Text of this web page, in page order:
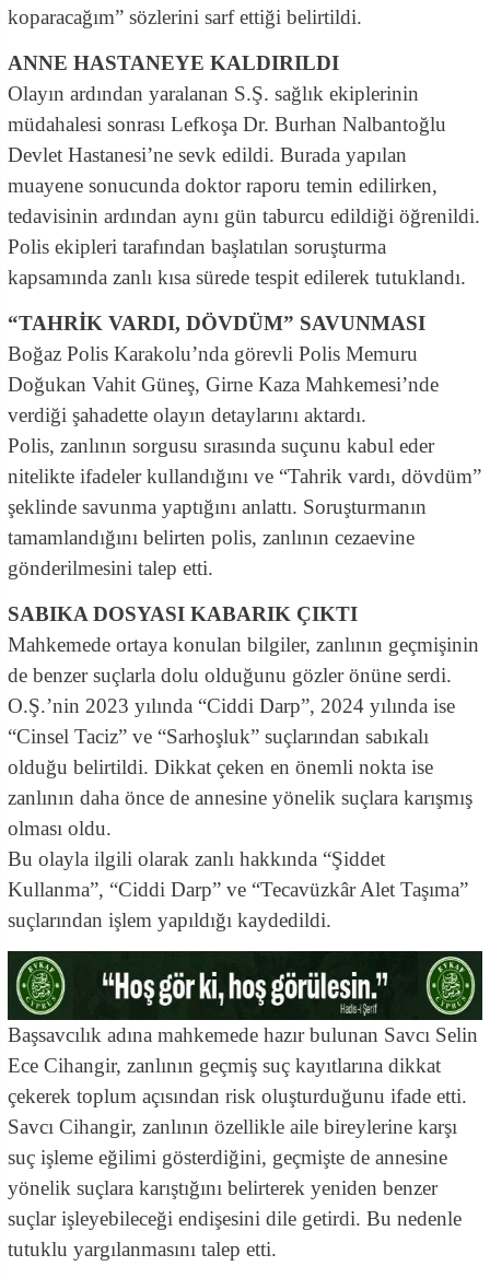
koparacağım” sözlerini sarf ettiği belirtildi.
ANNE HASTANEYE KALDIRILDI
Olayın ardından yaralanan S.Ş. sağlık ekiplerinin
müdahalesi sonrası Lefkoşa Dr. Burhan Nalbantoğlu
Devlet Hastanesi’ne sevk edildi. Burada yapılan
muayene sonucunda doktor raporu temin edilirken,
tedavisinin ardından aynı gün taburcu edildiği öğrenildi.
Polis ekipleri tarafından başlatılan soruşturma
kapsamında zanlı kısa sürede tespit edilerek tutuklandı.
“TAHRİK VARDI, DÖVDÜM” SAVUNMASI
Boğaz Polis Karakolu’nda görevli Polis Memuru
Doğukan Vahit Güneş, Girne Kaza Mahkemesi’nde
verdiği şahadette olayın detaylarını aktardı.
Polis, zanlının sorgusu sırasında suçunu kabul eder
nitelikte ifadeler kullandığını ve “Tahrik vardı, dövdüm”
şeklinde savunma yaptığını anlattı. Soruşturmanın
tamamlandığını belirten polis, zanlının cezaevine
gönderilmesini talep etti.
SABIKA DOSYASI KABARIK ÇIKTI
Mahkemede ortaya konulan bilgiler, zanlının geçmişinin
de benzer suçlarla dolu olduğunu gözler önüne serdi.
O.Ş.’nin 2023 yılında “Ciddi Darp”, 2024 yılında ise
“Cinsel Taciz” ve “Sarhoşluk” suçlarından sabıkalı
olduğu belirtildi. Dikkat çeken en önemli nokta ise
zanlının daha önce de annesine yönelik suçlara karışmış
olması oldu.
Bu olayla ilgili olarak zanlı hakkında “Şiddet
Kullanma”, “Ciddi Darp” ve “Tecavüzkâr Alet Taşıma”
suçlarından işlem yapıldığı kaydedildi.
Başsavcılık adına mahkemede hazır bulunan Savcı Selin
Ece Cihangir, zanlının geçmiş suç kayıtlarına dikkat
çekerek toplum açısından risk oluşturduğunu ifade etti.
Savcı Cihangir, zanlının özellikle aile bireylerine karşı
suç işleme eğilimi gösterdiğini, geçmişte de annesine
yönelik suçlara karıştığını belirterek yeniden benzer
suçlar işleyebileceği endişesini dile getirdi. Bu nedenle
tutuklu yargılanmasını talep etti.